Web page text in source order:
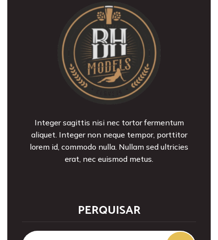
Integer sagittis nisi nec tortor fermentum
aliquet. Integer non neque tempor, porttitor
lorem id, commodo nulla. Nullam sed ultricies
erat, nec euismod metus.
PERQUISAR